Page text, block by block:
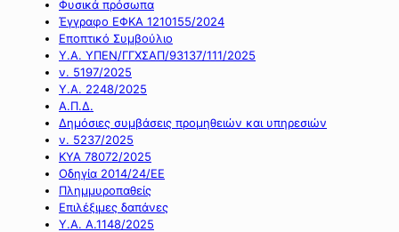
Φυσικά πρόσωπα
Έγγραφο ΕΦΚΑ 1210155/2024
Εποπτικό Συμβούλιο
Υ.Α. ΥΠΕΝ/ΓΓΧΣΑΠ/93137/111/2025
ν. 5197/2025
Υ.Α. 2248/2025
Α.Π.Δ.
Δημόσιες συμβάσεις προμηθειών και υπηρεσιών
ν. 5237/2025
ΚΥΑ 78072/2025
Οδηγία 2014/24/ΕΕ
Πλημμυροπαθείς
Επιλέξιμες δαπάνες
Υ.Α. Α.1148/2025